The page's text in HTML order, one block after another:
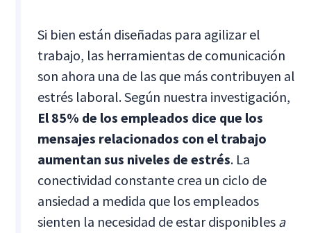
Si bien están diseñadas para agilizar el
trabajo, las herramientas de comunicación
son ahora una de las que más contribuyen al
estrés laboral. Según nuestra investigación,
El 85% de los empleados dice que los
mensajes relacionados con el trabajo
aumentan sus niveles de estrés. La
conectividad constante crea un ciclo de
ansiedad a medida que los empleados
sienten la necesidad de estar disponibles a